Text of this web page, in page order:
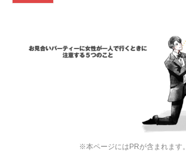
※本ページにはPRが含まれます。